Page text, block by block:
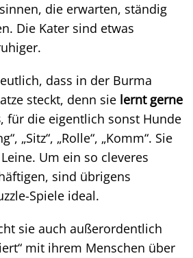
die erwarten, ständig
Die Kater sind etwas
dass in der Burma
steckt, denn sie lernt gerne
, für die eigentlich sonst Hunde
„Sitz“, „Rolle“, „Komm“. Sie
Um ein so cleveres
sind übrigens
Spiele ideal.
sie auch außerordentlich
mit ihrem Menschen über